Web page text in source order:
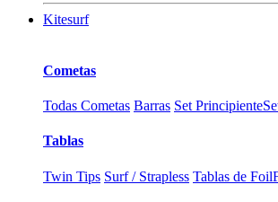
Kitesurf
Cometas
Todas Cometas Barras Set Principiente
Tablas
Twin Tips Surf / Strapless Tablas de Foil